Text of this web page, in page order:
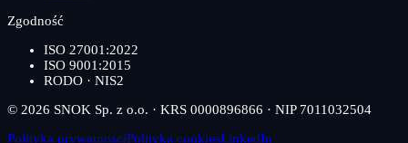
Zgodność
ISO 27001:2022
ISO 9001:2015
RODO · NIS2
© 2026 SNOK Sp. z o.o. · KRS 0000896866 · NIP 7011032504
Polityka prywatnościPolityka cookiesLinkedIn